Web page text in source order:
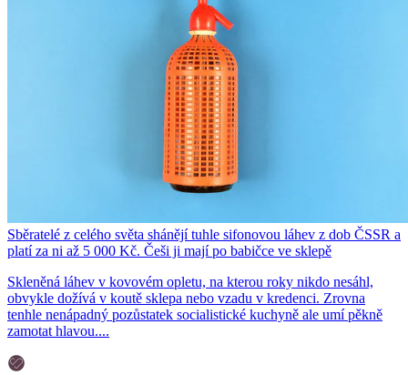
Sběratelé z celého světa shánějí tuhle sifonovou láhev z dob ČSSR a
platí za ni až 5 000 Kč. Češi ji mají po babičce ve sklepě
Skleněná láhev v kovovém opletu, na kterou roky nikdo nesáhl,
obvykle dožívá v koutě sklepa nebo vzadu v kredenci. Zrovna
tenhle nenápadný pozůstatek socialistické kuchyně ale umí pěkně
zamotat hlavou....